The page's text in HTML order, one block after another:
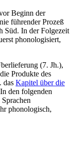
Beginn der
führender Prozeß
Süd. In der Folgezeit
phonologisiert,
(7. Jh.),
Produkte des
das Kapitel über die
den folgenden
phonologisch,